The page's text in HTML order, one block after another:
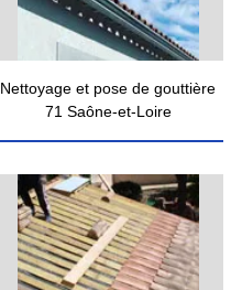
Nettoyage et pose de gouttière
71 Saône-et-Loire